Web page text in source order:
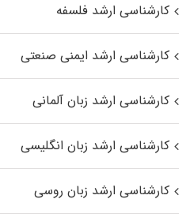
کارشناسی ارشد فلسفه
کارشناسی ارشد ایمنی صنعتی
کارشناسی ارشد زبان آلمانی
کارشناسی ارشد زبان انگلیسی
کارشناسی ارشد زبان روسی